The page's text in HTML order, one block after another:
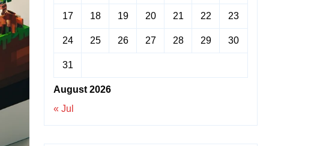
August 2026
17 18 19 20 21 22 23
24 25 26 27 28 29 30
31
« Jul